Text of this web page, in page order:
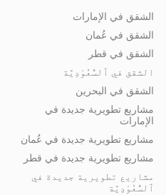
الشقق في الإمارات
الشقق في عُمان
الشقق في قطر
الشقق في ٱلسُّعُوْدِيَّة
الشقق في البحرين
مشاريع تطويرية جديدة في
الإمارات
مشاريع تطويرية جديدة في عُمان
مشاريع تطويرية جديدة في قطر
مشاريع تطويرية جديدة في
ٱلسُّعُوْدِيَّة